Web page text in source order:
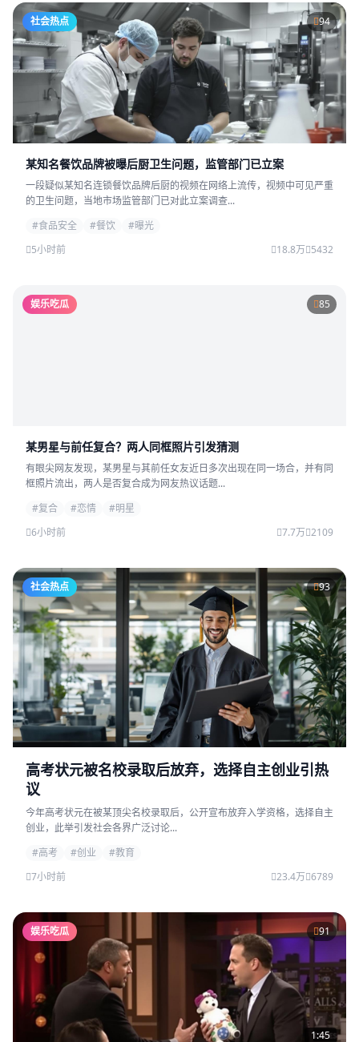
社会热点 94
某知名餐饮品牌被曝后厨卫生问题，监管部门已立案
一段疑似某知名连锁餐饮品牌后厨的视频在网络上流传，视频中可见严重
的卫生问题，当地市场监管部门已对此立案调查...
#食品安全
#餐饮
#曝光
5小时前
18.8万 5432
娱乐吃瓜 85
某男星与前任复合？两人同框照片引发猜测
有眼尖网友发现，某男星与其前任女友近日多次出现在同一场合，并有同
框照片流出，两人是否复合成为网友热议话题...
#复合
#恋情
#明星
6小时前
7.7万 2109
社会热点 93
高考状元被名校录取后放弃，选择自主创业引热
议
今年高考状元在被某顶尖名校录取后，公开宣布放弃入学资格，选择自主
创业，此举引发社会各界广泛讨论...
#高考
#创业
#教育
7小时前
23.4万 6789
娱乐吃瓜 91
1:45